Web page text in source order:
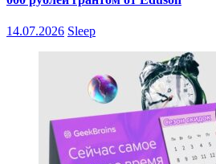
14.07.2026 Sleep